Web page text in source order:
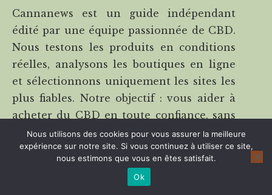
Cannanews est un guide indépendant
édité par une équipe passionnée de CBD.
Nous testons les produits en conditions
réelles, analysons les boutiques en ligne
et sélectionnons uniquement les sites les
plus fiables. Notre objectif : vous aider à
acheter du CBD en toute confiance, sans
stress ni mauvaises surprises.
A propos de Cannanews
Nous utilisons des cookies pour vous assurer la meilleure
expérience sur notre site. Si vous continuez à utiliser ce site,
nous estimons que vous en êtes satisfait.
Ok